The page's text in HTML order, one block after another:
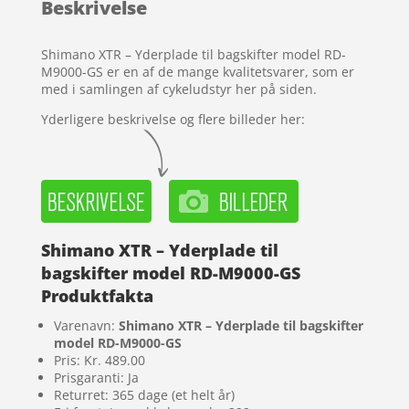
på
ømmels
er
Beskrivelse
Shimano XTR – Yderplade til bagskifter model RD-
M9000-GS er en af de mange kvalitetsvarer, som er
med i samlingen af cykeludstyr her på siden.
Yderligere beskrivelse og flere billeder her:
Shimano XTR – Yderplade til
bagskifter model RD-M9000-GS
Produktfakta
Varenavn: Shimano XTR – Yderplade til bagskifter
model RD-M9000-GS
Pris: Kr. 489.00
Prisgaranti: Ja
Returret: 365 dage (et helt år)